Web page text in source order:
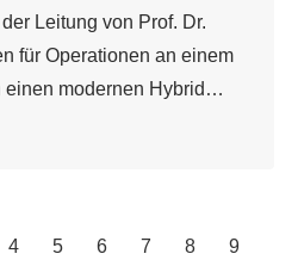
Leitung von Prof. Dr.
für Operationen an einem
einen modernen Hybrid…
4 5 6 7 8
9